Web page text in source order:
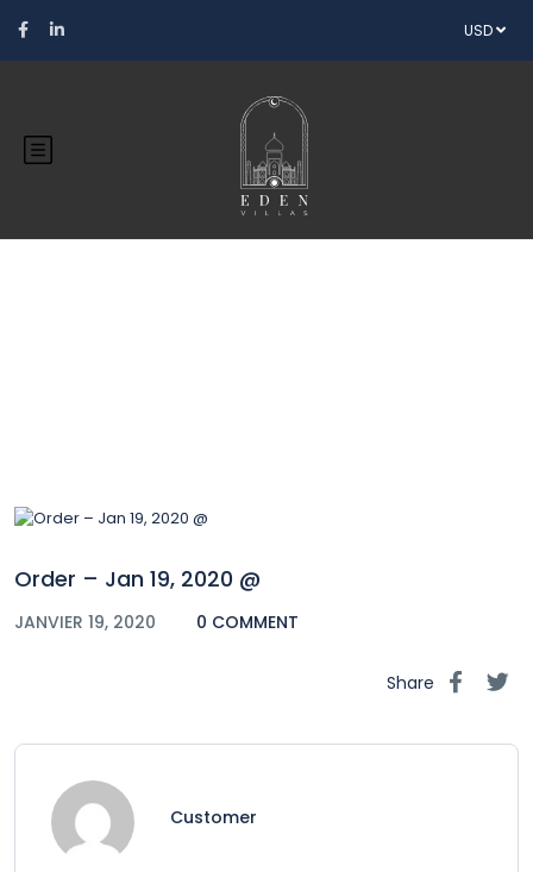
USD
Order – Jan 19, 2020 @
JANVIER 19, 2020 0 COMMENT
Share
Customer